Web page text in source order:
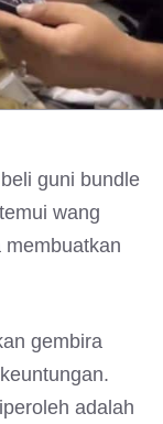
guni bundle
wang
gembira
adalah